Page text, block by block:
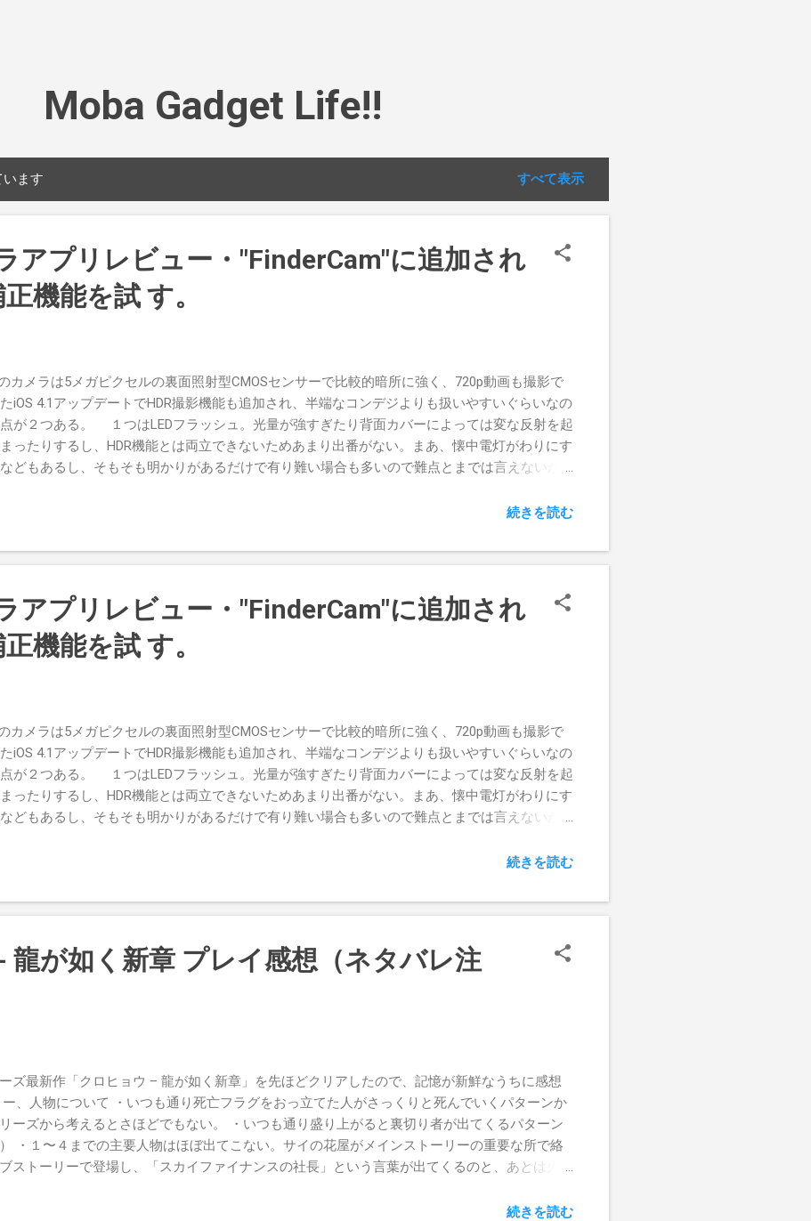
Moba Gadget Life!!
います すべて表示
アプリレビュー・"FinderCam"に追加され
機能を試 す。
カメラは5メガピクセルの裏面照射型CMOSセンサーで比較的暗所に強く、720p動画も撮影で
iOS 4.1アップデートでHDR撮影機能も追加され、半端なコンデジよりも扱いやすいぐらいなの
が２つある。 １つはLEDフラッシュ。光量が強すぎたり背面カバーによっては変な反射を起
ったりするし、HDR機能とは両立できないためあまり出番がない。まあ、懐中電灯がわりにす
どもあるし、そもそも明かりがあるだけで有り難い場合も多いので難点とまでは言えないか
青くなってしまう現象。室内で食べ物を撮ることが多いぼくにとっては、かなり厄介だ。その
は、レンジファインダー機のように焦点距離別のフレームが表示されて、撮影するとその画角
得られる画像も5メガピクセルより小さくなる。 だが、まさに風景を「切り取る」という感
白いので、実は以前から購入して使っていた。加速度センサーを利用した手ブレ補正機能
なくなった瞬間にシャッターを切る）や、セピア・モノクロ撮影などの機能もあり、数多い
系アプリとはまた違う楽しみがある。 今回は青カビ補正が目当てなので、本来の機能につ
ッと巻いた矢印アイコンをタップして画像編集を行う 画像編集モード。青カビ補正は強中弱
から選べる 手元のiPhone撮影画像の中でも際立って青カビが激しかった写真を使って試して
みに被写体はモンテールの「くちどけチーズケーキ」ある意味カビとは縁の深い被写体かも
。 元画像。「青カビ」とはまさに言い得て妙だと思う 青カビ補正・弱。まだ青みが強い 青カビ
元と比べればだ...
続きを読む
アプリレビュー・"FinderCam"に追加され
機能を試 す。
カメラは5メガピクセルの裏面照射型CMOSセンサーで比較的暗所に強く、720p動画も撮影で
iOS 4.1アップデートでHDR撮影機能も追加され、半端なコンデジよりも扱いやすいぐらいなの
が２つある。 １つはLEDフラッシュ。光量が強すぎたり背面カバーによっては変な反射を起
ったりするし、HDR機能とは両立できないためあまり出番がない。まあ、懐中電灯がわりにす
どもあるし、そもそも明かりがあるだけで有り難い場合も多いので難点とまでは言えないか
青くなってしまう現象。室内で食べ物を撮ることが多いぼくにとっては、かなり厄介だ。その
は、レンジファインダー機のように焦点距離別のフレームが表示されて、撮影するとその画角
し得られる画像も5メガピクセルより小さくなる。 だが、まさに風景を「切り取る」という感
白いので、実は以前から購入して使っていた。加速度センサーを利用した手ブレ補正機能
ルッと巻いた矢印アイコンをタップして画像編集を行う 画像編集モード。青カビ補正は強中弱
から選べる 手元のiPhone撮影画像の中でも際立って青カビが激しかった写真を使って試して
なみに被写体はモンテールの「くちどけチーズケーキ」ある意味カビとは縁の深い被写体かも
元画像。「青カビ」とはまさに言い得て妙だと思う 青カビ補正・弱。まだ青みが強い 青カビ
。元と比べればだ...
続きを読む
龍が如く新章 プレイ感想（ネタバレ注
ズ最新作「クロヒョウ – 龍が如く新章」を先ほどクリアしたので、記憶が新鮮なうちに感想
、人物について ・いつも通り死亡フラグをおっ立てた人がさっくりと死んでいくパターンか
ーズから考えるとさほどでもない。 ・いつも通り盛り上がると裏切り者が出てくるパターン
・１〜４までの主要人物はほぼ出てこない。サイの花屋がメインストーリーの重要な所で絡
ストーリーで登場し、「スカイファイナンスの社長」という言葉が出てくるのと、あとは火星
上手ければね……若者らしくキレるとこだけ妙に上手いけど。キャスティングはもうちょっと
続きを読む